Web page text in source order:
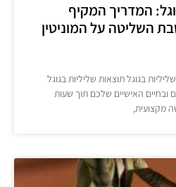
המדריך המקיף
השליטה על המוניטין
בגוגל תוצאות שליליות בגוגל
ובחיים האישיים שלכם תוך שעות
מקצועית,